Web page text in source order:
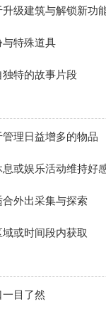
级建筑与解锁新功
特殊道具
特的故事片段
理日益增多的物品
或娱乐活动维持好
外出采集与探索
或时间段内获取
目了然